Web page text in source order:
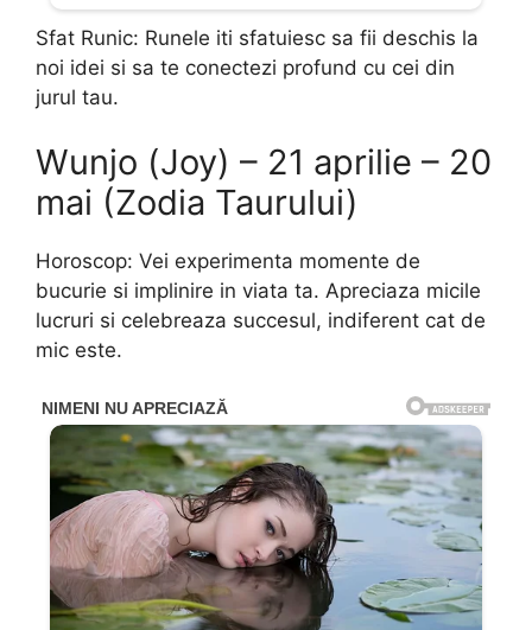
Sfat Runic: Runele iti sfatuiesc sa fii deschis la
noi idei si sa te conectezi profund cu cei din
jurul tau.
Wunjo (Joy) – 21 aprilie – 20
mai (Zodia Taurului)
Horoscop: Vei experimenta momente de
bucurie si implinire in viata ta. Apreciaza micile
lucruri si celebreaza succesul, indiferent cat de
mic este.